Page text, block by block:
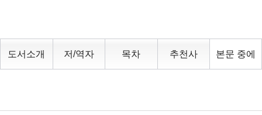
도서소개 저/역자 목차 추천사 본문 중에